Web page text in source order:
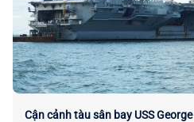
Cận cảnh tàu sân bay USS